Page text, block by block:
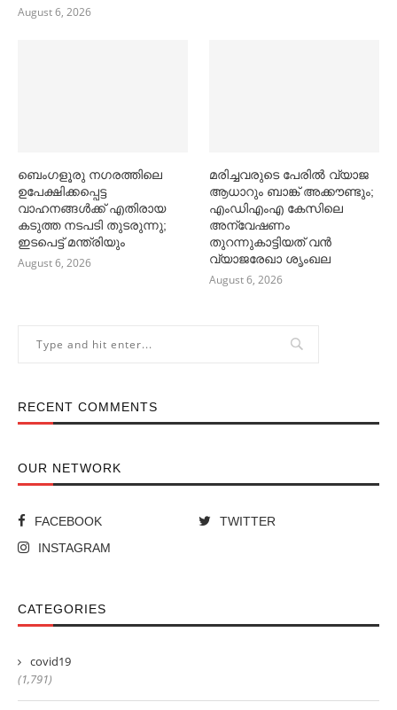
August 6, 2026
ബെംഗളൂരു നഗരത്തിലെ
ഉപേക്ഷിക്കപ്പെട്ട
വാഹനങ്ങള്‍ക്ക് എതിരായ
കടുത്ത നടപടി തുടരുന്നു;
ഇടപെട്ട് മന്ത്രിയും
August 6, 2026
മരിച്ചവരുടെ പേരിൽ വ്യാജ
ആധാറും ബാങ്ക് അക്കൗണ്ടും;
എംഡിഎംഎ കേസിലെ
അന്വേഷണം
തുറന്നുകാട്ടിയത് വൻ
വ്യാജരേഖാ ശൃംഖല
August 6, 2026
RECENT COMMENTS
OUR NETWORK
FACEBOOK
TWITTER
INSTAGRAM
CATEGORIES
covid19
(1,791)